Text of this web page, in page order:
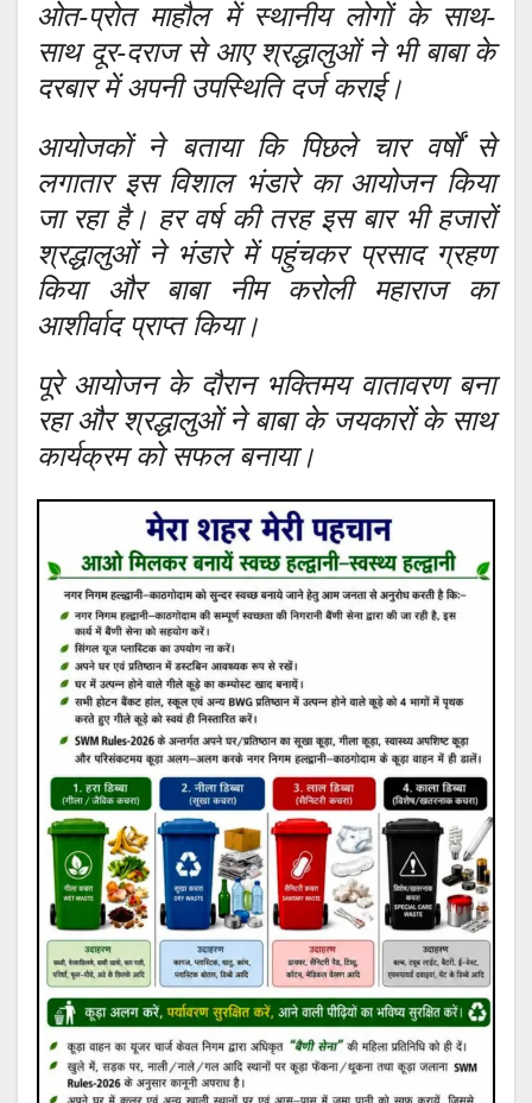
ओत-प्रोत माहौल में स्थानीय लोगों के साथ-
साथ दूर-दराज से आए श्रद्धालुओं ने भी बाबा के
दरबार में अपनी उपस्थिति दर्ज कराई।
आयोजकों ने बताया कि पिछले चार वर्षों से
लगातार इस विशाल भंडारे का आयोजन किया
जा रहा है। हर वर्ष की तरह इस बार भी हजारों
श्रद्धालुओं ने भंडारे में पहुंचकर प्रसाद ग्रहण
किया और बाबा नीम करोली महाराज का
आशीर्वाद प्राप्त किया।
पूरे आयोजन के दौरान भक्तिमय वातावरण बना
रहा और श्रद्धालुओं ने बाबा के जयकारों के साथ
कार्यक्रम को सफल बनाया।